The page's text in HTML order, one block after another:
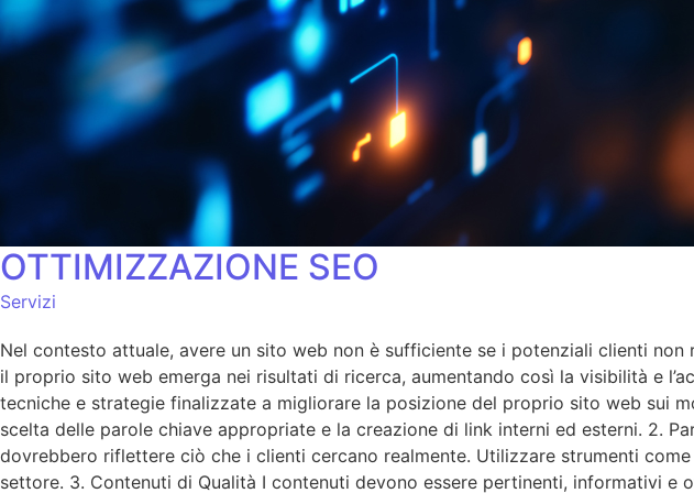
OTTIMIZZAZIONE SEO
Servizi
Nel contesto attuale, avere un sito web non è sufficiente se i potenziali clienti
il proprio sito web emerga nei risultati di ricerca, aumentando così la visibilità e
tecniche e strategie finalizzate a migliorare la posizione del proprio sito web sui
scelta delle parole chiave appropriate e la creazione di link interni ed esterni. 2.
dovrebbero riflettere ciò che i clienti cercano realmente. Utilizzare strumenti
settore. 3. Contenuti di Qualità I contenuti devono essere pertinenti, informativi